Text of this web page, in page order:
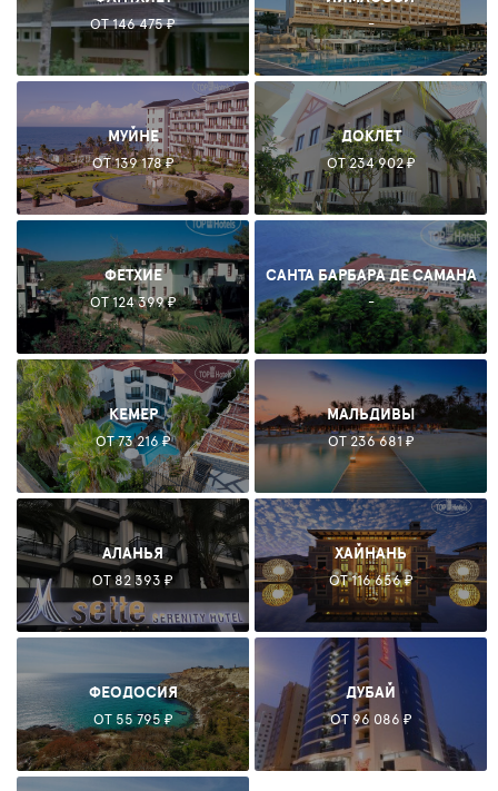
ОТ 146 475 ₽ -
МУЙНЕ
ОТ 139 178 ₽
ДОКЛЕТ
ОТ 234 902 ₽
ФЕТХИЕ
ОТ 124 399 ₽
САНТА БАРБАРА ДЕ САМАНА
-
КЕМЕР
ОТ 73 216 ₽
МАЛЬДИВЫ
ОТ 236 681 ₽
АЛАНЬЯ
ОТ 82 393 ₽
ХАЙНАНЬ
ОТ 116 656 ₽
ФЕОДОСИЯ
ОТ 55 795 ₽
ДУБАЙ
ОТ 96 086 ₽